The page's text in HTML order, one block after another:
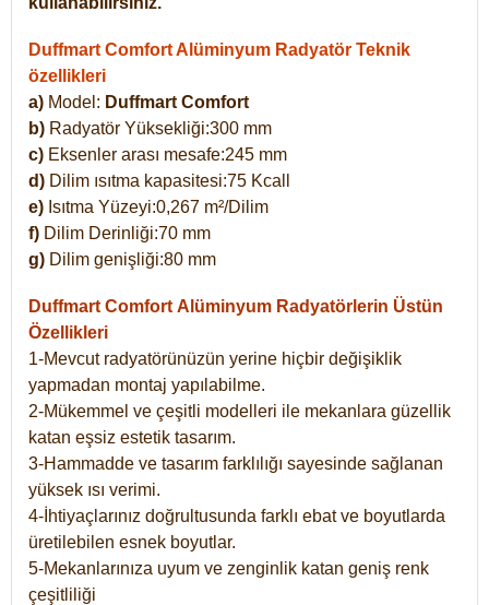
Duffmart Comfort Alüminyum Radyatör Teknik
özellikleri
a) Model: Duffmart Comfort
b) Radyatör Yüksekliği:300 mm
c) Eksenler arası mesafe:245 mm
d) Dilim ısıtma kapasitesi:75 Kcall
e) Isıtma Yüzeyi:0,267 m²/Dilim
f) Dilim Derinliği:70 mm
g) Dilim genişliği:80 mm
Duffmart Comfort Alüminyum Radyatörlerin Üstün
Özellikleri
1-Mevcut radyatörünüzün yerine hiçbir değişiklik
yapmadan montaj yapılabilme.
2-Mükemmel ve çeşitli modelleri ile mekanlara güzellik
katan eşsiz estetik tasarım.
3-Hammadde ve tasarım farklılığı sayesinde sağlanan
yüksek ısı verimi.
4-İhtiyaçlarınız doğrultusunda farklı ebat ve boyutlarda
üretilebilen esnek boyutlar.
5-Mekanlarınıza uyum ve zenginlik katan geniş renk
çeşitliliği